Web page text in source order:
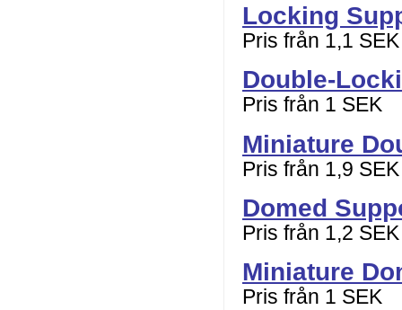
Locking
Pris från 1,1 SEK
Double-
Pris från 1 SEK
Miniature
Pris från 1,9 SEK
Domed
Pris från 1,2 SEK
Miniature
Pris från 1 SEK